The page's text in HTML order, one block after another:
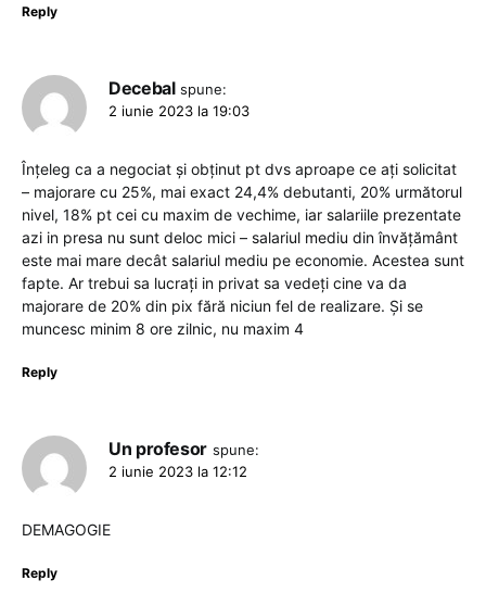
Reply
Decebal spune:
2 iunie 2023 la 19:03
Înțeleg ca a negociat și obținut pt dvs aproape ce ați solicitat
– majorare cu 25%, mai exact 24,4% debutanti, 20% următorul
nivel, 18% pt cei cu maxim de vechime, iar salariile prezentate
azi in presa nu sunt deloc mici – salariul mediu din învățământ
este mai mare decât salariul mediu pe economie. Acestea sunt
fapte. Ar trebui sa lucrați in privat sa vedeți cine va da
majorare de 20% din pix fără niciun fel de realizare. Și se
muncesc minim 8 ore zilnic, nu maxim 4
Reply
Un profesor spune:
2 iunie 2023 la 12:12
DEMAGOGIE
Reply